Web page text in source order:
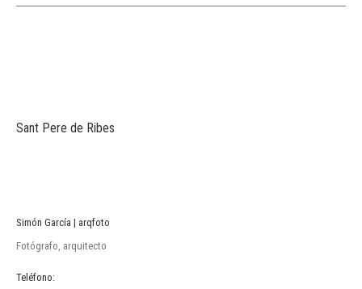
Sant Pere de Ribes
Simón García | arqfoto
Fotógrafo, arquitecto
Teléfono: